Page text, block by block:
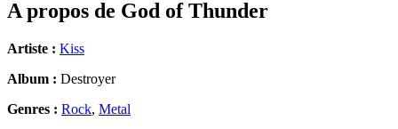
A propos de God of Thunder
Artiste : Kiss
Album : Destroyer
Genres : Rock, Metal